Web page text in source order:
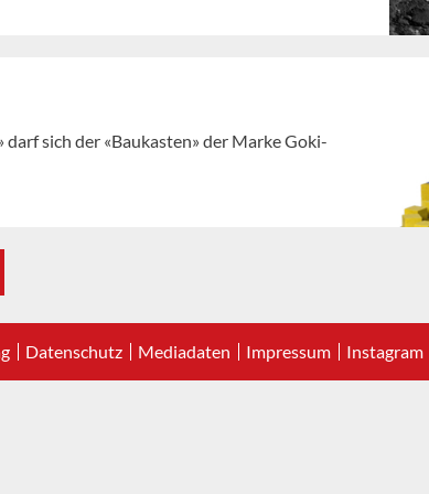
sich der «Baukasten» der Marke Goki-
Datenschutz Mediadaten Impressum Instagram